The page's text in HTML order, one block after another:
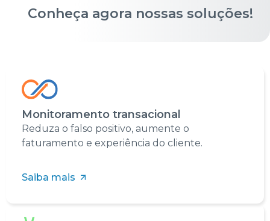
Conheça agora nossas soluções!
Monitoramento transacional
Reduza o falso positivo, aumente o
faturamento e experiência do cliente.
Saiba mais